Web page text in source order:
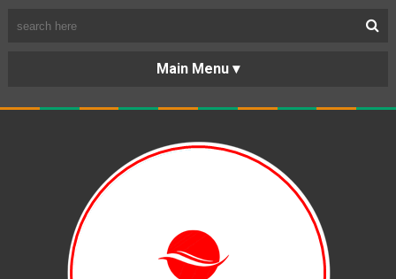
BERANDA
PORTOFOLIO
KARIR
KERJASAMA